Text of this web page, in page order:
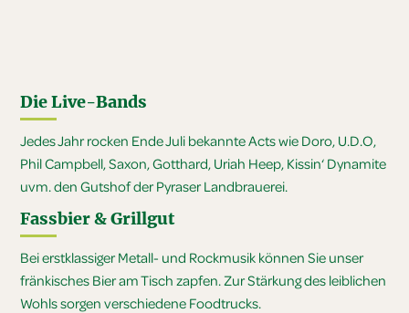
Die Live-Bands
Jedes Jahr rocken Ende Juli bekannte Acts wie Doro, U.D.O,
Phil Campbell, Saxon, Gotthard, Uriah Heep, Kissin‘ Dynamite
uvm. den Gutshof der Pyraser Landbrauerei.
Fassbier & Grillgut
Bei erstklassiger Metall- und Rockmusik können Sie unser
fränkisches Bier am Tisch zapfen. Zur Stärkung des leiblichen
Wohls sorgen verschiedene Foodtrucks.